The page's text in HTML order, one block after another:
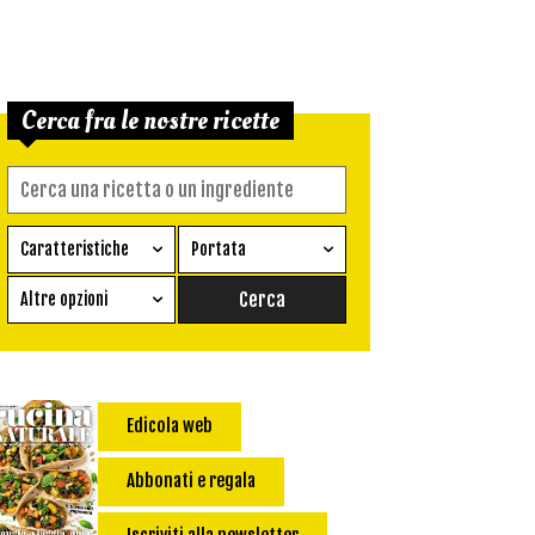
Cerca fra le nostre ricette
Caratteristiche
Ricetta vegetariana
Senza glutine
senza uova
Vegan
Portata
Antipasto
Conserva
Dessert
Pane
Salsa
Altre opzioni
Impatto Glicemico:
Calorie max (kcal):
Edicola web
Abbonati e regala